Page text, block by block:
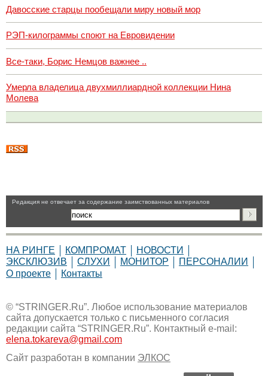
Давосские старцы пообещали миру новый мор
РЭП-килограммы споют на Евровидении
Все-таки, Борис Немцов важнее ..
Умерла владелица двухмиллиардной коллекции Нина
Молева
Pедакция не отвечает за содержание заимствованных материалов
НА РИНГЕ КОМПРОМАТ
НОВОСТИ
ЭКСКЛЮЗИВ
СЛУХИ МОНИТОР
ПЕРСОНАЛИИ
О проекте
Контакты
© “STRINGER.Ru”. Любое использование материалов
сайта допускается только с письменного согласия
редакции сайта “STRINGER.Ru”. Контактный e-mail:
elena.tokareva@gmail.com
Сайт разработан в компании ЭЛКОС